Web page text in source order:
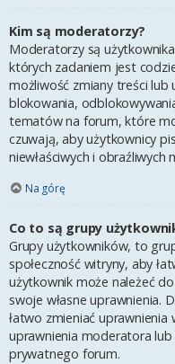
Kim są moderatorzy?
Moderatorzy są
których zadaniem jest
możliwość zmiany treści
blokowania,
tematów na forum, które
czuwają, aby użytkownicy
niewłaściwych i obraźliwych
Na górę
Co to są grupy
Grupy użytkowników, to
społeczność witryny, aby
użytkownik może należeć
swoje własne uprawnienia.
łatwo zmieniać
uprawnienia moderatora
prywatnego forum.